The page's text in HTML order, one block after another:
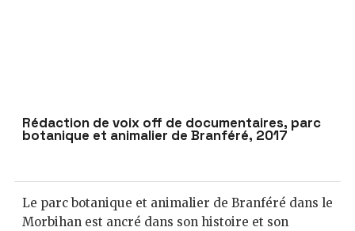
Rédaction de voix off de documentaires, parc
botanique et animalier de Branféré, 2017
Le parc botanique et animalier de Branféré dans le
Morbihan est ancré dans son histoire et son